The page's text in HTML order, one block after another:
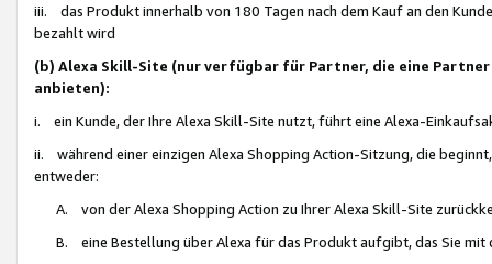
iii. das Produkt innerhalb von 180 Tagen nach dem Kauf an den
bezahlt wird
(b) Alexa Skill-Site (nur verfügbar für Partner, die eine
anbieten):
i. ein Kunde, der Ihre Alexa Skill-Site nutzt, führt eine Alexa-
ii. während einer einzigen Alexa Shopping Action-Sitzung, die
entweder:
A. von der Alexa Shopping Action zu Ihrer Alexa Skill-Site
B. eine Bestellung über Alexa für das Produkt aufgibt, das Sie mit